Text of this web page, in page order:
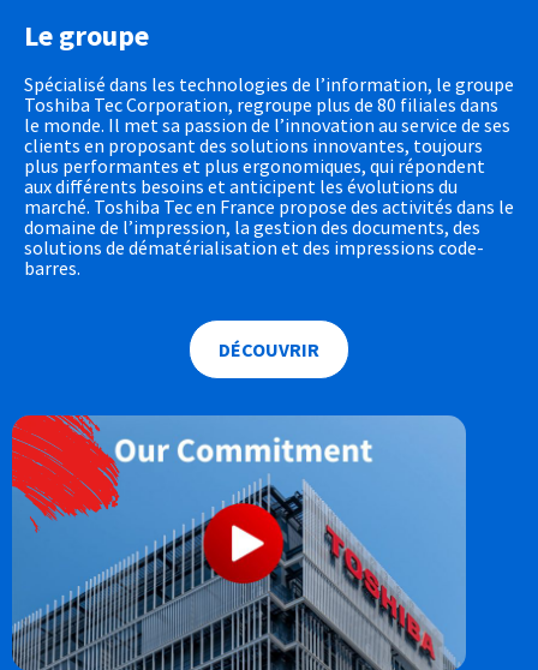
Le groupe
Spécialisé dans les technologies de l’information, le groupe
Toshiba Tec Corporation, regroupe plus de 80 filiales dans
le monde. Il met sa passion de l’innovation au service de ses
clients en proposant des solutions innovantes, toujours
plus performantes et plus ergonomiques, qui répondent
aux différents besoins et anticipent les évolutions du
marché. Toshiba Tec en France propose des activités dans le
domaine de l’impression, la gestion des documents, des
solutions de dématérialisation et des impressions code-
barres.
DÉCOUVRIR